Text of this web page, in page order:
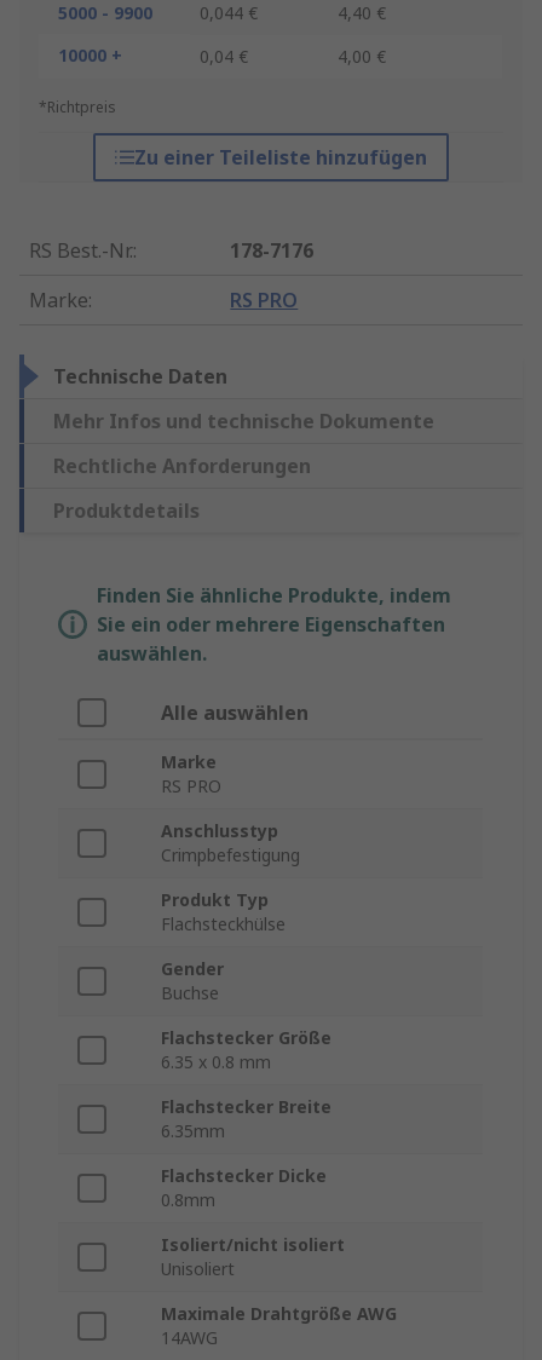
5000 - 9900
0,044 €
4,40 €
10000 +
0,04 € 4,00 €
*Richtpreis
Zu einer Teileliste hinzufügen
RS Best.-Nr.:
178-7176
Marke: RS PRO
Technische Daten
Mehr Infos und technische Dokumente
Rechtliche Anforderungen
Produktdetails
Finden Sie ähnliche Produkte, indem
Sie ein oder mehrere Eigenschaften
auswählen.
Alle auswählen
Marke
RS PRO
Anschlusstyp
Crimpbefestigung
Produkt Typ
Flachsteckhülse
Gender
Buchse
Flachstecker Größe
6.35 x 0.8 mm
Flachstecker Breite
6.35mm
Flachstecker Dicke
0.8mm
Isoliert/nicht isoliert
Unisoliert
Maximale Drahtgröße AWG
14AWG